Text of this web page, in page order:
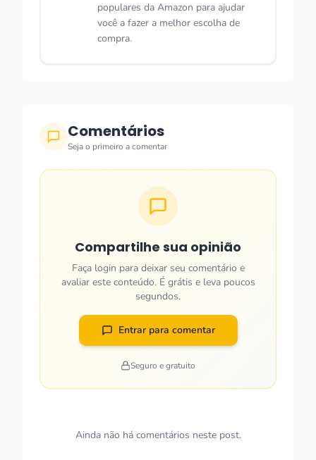
populares da Amazon para ajudar
você a fazer a melhor escolha de
compra.
Comentários
Seja o primeiro a comentar
Compartilhe sua opinião
Faça login para deixar seu comentário e
avaliar este conteúdo. É grátis e leva poucos
segundos.
Entrar para comentar
Seguro e gratuito
Ainda não há comentários neste post.